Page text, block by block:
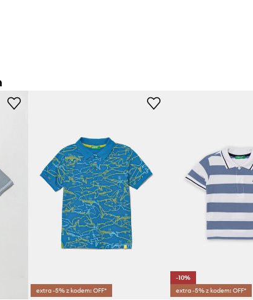
extra -5% z kodem: OFF*
-10%
extra -5% z kodem: OFF*